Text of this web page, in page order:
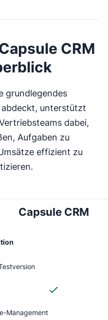
CRM
grundlegendes
unterstützt
dabei,
Aufgaben zu
effizient zu
Capsule CRM
Management